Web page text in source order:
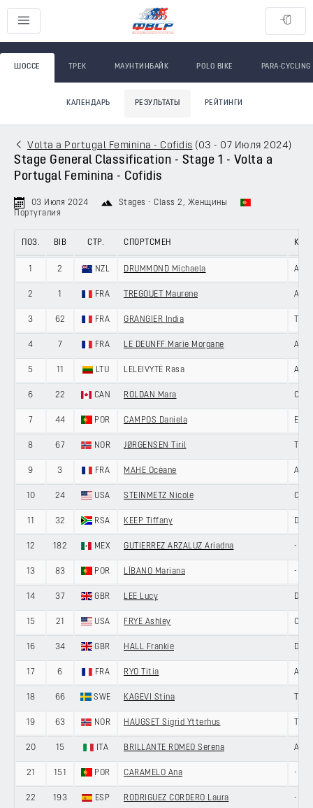
ШОССЕ ТРЕК МАУНТИНБАЙК POLO BIKE PARA-CYCLING
КАЛЕНДАРЬ РЕЗУЛЬТАТЫ РЕЙТИНГИ
Volta a Portugal Feminina - Cofidis ( 03 - 07 Июля 2024)
Stage General Classification - Stage 1 - Volta a
Portugal Feminina - Cofidis
03 Июля 2024 Stages - Class 2 , Женщины
Португалия
ПОЗ. BIB СТР. СПОРТСМЕН
1 2 NZL DRUMMOND Michaela
2 1 FRA TREGOUET Maurene
3 62 FRA GRANGIER India
4 7 FRA LE DEUNFF Marie Morgane
5 11 LTU LELEIVYTĖ Rasa
6 22 CAN ROLDAN Mara
7 44 POR CAMPOS Daniela
8 67 NOR JØRGENSEN Tiril
9 3 FRA MAHE Océane
10 24 USA STEINMETZ Nicole
11 32 RSA KEEP Tiffany
12 182 MEX GUTIERREZ ARZALUZ Ariadna -
13 83 POR LÍBANO Mariana -
14 37 GBR LEE Lucy
15 21 USA FRYE Ashley
16 34 GBR HALL Frankie
17 6 FRA RYO Titia
18 66 SWE KAGEVI Stina
19 63 NOR HAUGSET Sigrid Ytterhus
20 15 ITA BRILLANTE ROMEO Serena
21 151 POR CARAMELO Ana -
22 193 ESP RODRIGUEZ CORDERO Laura -